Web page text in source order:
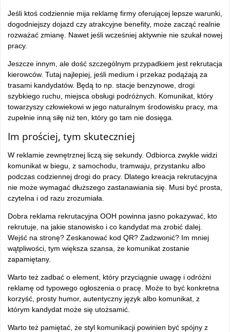
Jeśli ktoś codziennie mija reklamę firmy oferującej lepsze warunki,
dogodniejszy dojazd czy atrakcyjne benefity, może zacząć realnie
rozważać zmianę. Nawet jeśli wcześniej aktywnie nie szukał nowej
pracy.
Jeszcze innym, ale dość szczególnym przypadkiem jest rekrutacja
kierowców. Tutaj najlepiej, jeśli medium i przekaz podążają za
trasami kandydatów. Będą to np. stacje benzynowe, drogi
szybkiego ruchu, miejsca obsługi podróżnych. Komunikat, który
towarzyszy człowiekowi w jego naturalnym środowisku pracy, ma
zupełnie inną siłę niż ten, który go tam nie dosięga.
Im prościej, tym skuteczniej
W reklamie zewnętrznej liczą się sekundy. Odbiorca zwykle widzi
komunikat w biegu, z samochodu, tramwaju, przystanku albo
podczas codziennej drogi do pracy. Dlatego kreacja rekrutacyjna
nie może wymagać dłuższego zastanawiania się. Musi być prosta,
czytelna i od razu zrozumiała.
Dobra reklama rekrutacyjna OOH powinna jasno pokazywać, kto
rekrutuje, na jakie stanowisko i co kandydat ma zrobić dalej.
Wejść na stronę? Zeskanować kod QR? Zadzwonić? Im mniej
wątpliwości, tym większa szansa, że komunikat zostanie
zapamiętany.
Warto też zadbać o element, który przyciągnie uwagę i odróżni
reklamę od typowego ogłoszenia o pracę. Może to być konkretna
korzyść, prosty humor, autentyczny język albo komunikat, z
którym kandydat może się utożsamić.
Warto też pamiętać, że styl komunikacji powinien być spójny z